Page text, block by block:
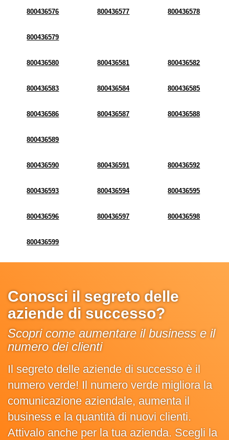
800436576 800436577 800436578
800436579
800436580 800436581 800436582
800436583 800436584 800436585
800436586 800436587 800436588
800436589
800436590 800436591 800436592
800436593 800436594 800436595
800436596 800436597 800436598
800436599
Conosci il segreto delle
aziende di successo?
Scopri come aumentare il business e il
numero dei clienti
Il segreto delle aziende di successo è il
numero verde! Il numero verde migliora la
comunicazione aziendale, aumenta il
business e la quantità di nuovi clienti.
Attivalo anche per la tua azienda. Scegli la